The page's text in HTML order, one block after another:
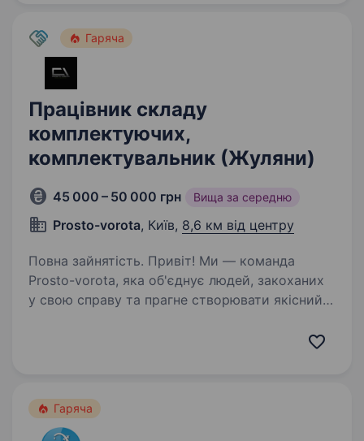
Гаряча
Працівник складу
комплектуючих,
комплектувальник (Жуляни)
45 000 – 50 000 грн Вища за середню
Prosto-vorota, Київ, 8,6 км від центру
Повна зайнятість. Привіт! Ми — команда
Prosto-vorota, яка об'єднує людей, закоханих
у свою справу та прагне створювати якісний
Гаряча